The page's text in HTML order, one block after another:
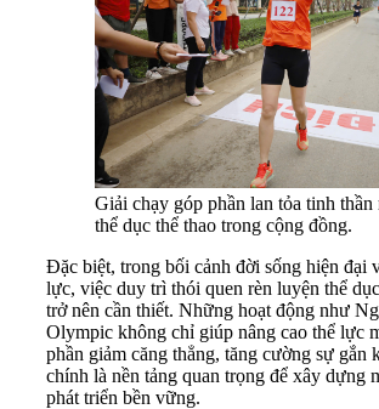
Giải chạy góp phần lan tỏa tinh thần
thể dục thể thao trong cộng đồng.
Đặc biệt, trong bối cảnh đời sống hiện đại
lực, việc duy trì thói quen rèn luyện thể
trở nên cần thiết. Những hoạt động như
Olympic không chỉ giúp nâng cao thể lực
phần giảm căng thẳng, tăng cường sự gắn
chính là nền tảng quan trọng để xây dựng
phát triển bền vững.